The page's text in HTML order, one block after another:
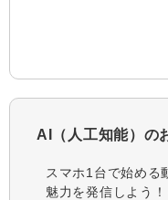
AI（人工知能）の
スマホ1台で始める
魅力を発信しよう